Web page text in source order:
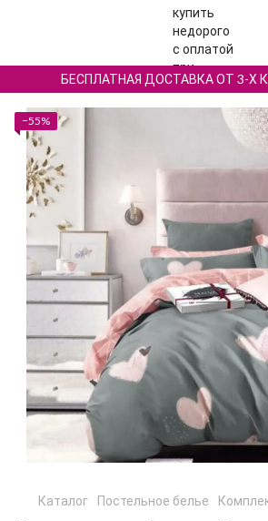
БЕСПЛАТНАЯ ДОСТАВКА ОТ 3-Х
−55%
Каталог Постельное белье